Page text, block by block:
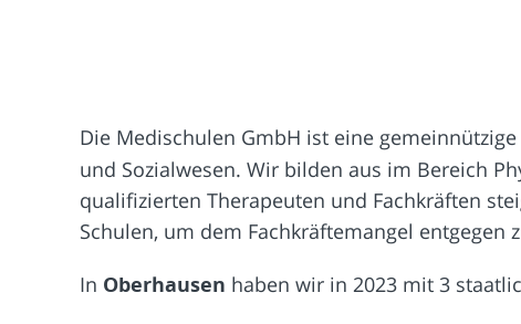
Die Medischulen GmbH ist eine
und Sozialwesen. Wir bilden aus im Bereich
qualifizierten Therapeuten und Fachkräften
Schulen, um dem Fachkräftemangel entgegen
In Oberhausen haben wir in 2023 mit 3